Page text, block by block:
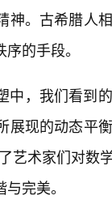
。古希腊人
的手段。
，我们看到
现的动态平
艺术家们对数
完美。